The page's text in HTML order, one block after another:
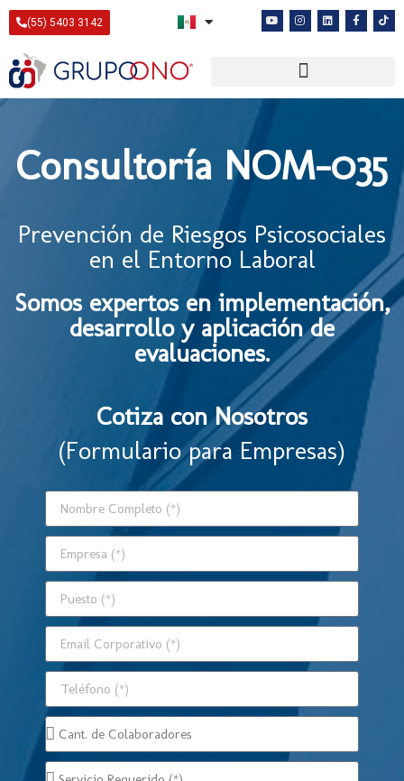
(55) 5403 3142
Consultoría NOM-035
Prevención de Riesgos Psicosociales
en el Entorno Laboral
Somos expertos en implementación,
desarrollo y aplicación de
evaluaciones.
Cotiza con Nosotros
(Formulario para Empresas)